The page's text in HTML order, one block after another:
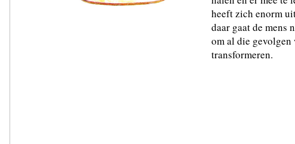
heeft zich enorm
daar gaat de mens
om al die
transformeren.